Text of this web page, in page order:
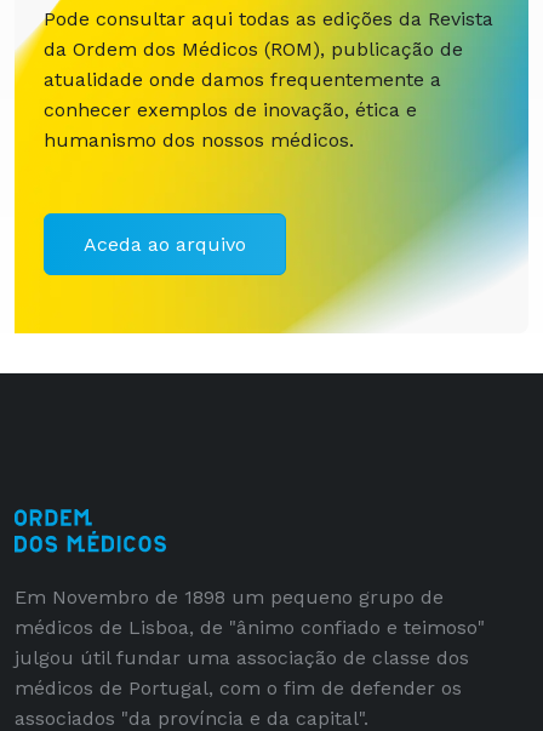
Pode consultar aqui todas as edições da Revista
da Ordem dos Médicos (ROM), publicação de
atualidade onde damos frequentemente a
conhecer exemplos de inovação, ética e
humanismo dos nossos médicos.
Aceda ao arquivo
Em Novembro de 1898 um pequeno grupo de
médicos de Lisboa, de "ânimo confiado e teimoso"
julgou útil fundar uma associação de classe dos
médicos de Portugal, com o fim de defender os
associados "da província e da capital".